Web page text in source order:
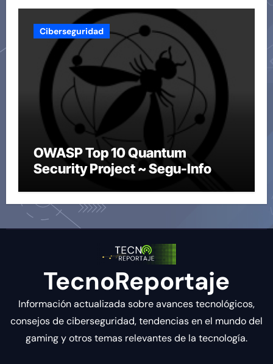
Ciberseguridad
OWASP Top 10 Quantum
Security Project ~ Segu-Info
TecnoReportaje
Información actualizada sobre avances tecnológicos,
consejos de ciberseguridad, tendencias en el mundo del
gaming y otros temas relevantes de la tecnología.